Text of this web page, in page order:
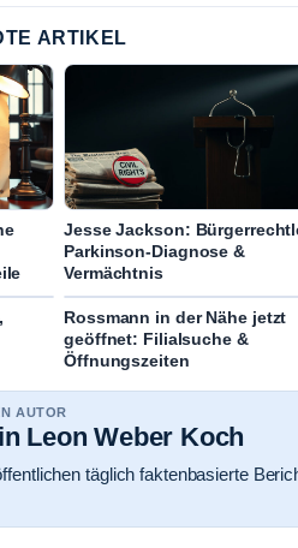
ARTIKEL
Jesse Jackson:
Parkinson-Diagnose &
Vermächtnis
Rossmann in der Nähe jetzt
geöffnet: Filialsuche &
Öffnungszeiten
AUTOR
Leon Weber Koch
täglich faktenbasierte